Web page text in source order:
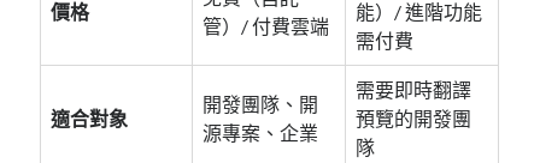
價格
管）/ 付費雲端
能）/ 進階功能
需付費
適合對象
開發團隊、開
源專案、企業
需要即時翻譯
預覽的開發團
隊